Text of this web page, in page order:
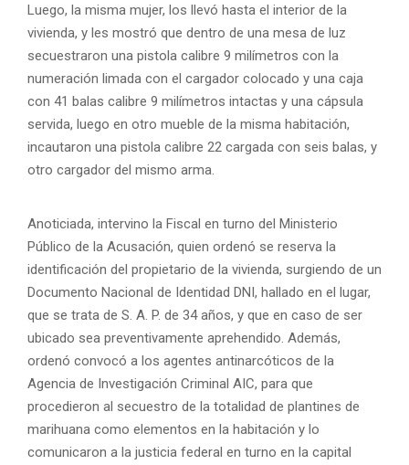
Luego, la misma mujer, los llevó hasta el interior de la
vivienda, y les mostró que dentro de una mesa de luz
secuestraron una pistola calibre 9 milímetros con la
numeración limada con el cargador colocado y una caja
con 41 balas calibre 9 milímetros intactas y una cápsula
servida, luego en otro mueble de la misma habitación,
incautaron una pistola calibre 22 cargada con seis balas, y
otro cargador del mismo arma.
Anoticiada, intervino la Fiscal en turno del Ministerio
Público de la Acusación, quien ordenó se reserva la
identificación del propietario de la vivienda, surgiendo de un
Documento Nacional de Identidad DNI, hallado en el lugar,
que se trata de S. A. P. de 34 años, y que en caso de ser
ubicado sea preventivamente aprehendido. Además,
ordenó convocó a los agentes antinarcóticos de la
Agencia de Investigación Criminal AIC, para que
procedieron al secuestro de la totalidad de plantines de
marihuana como elementos en la habitación y lo
comunicaron a la justicia federal en turno en la capital